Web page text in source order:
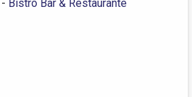
- Bistrô Bar & Restaurante